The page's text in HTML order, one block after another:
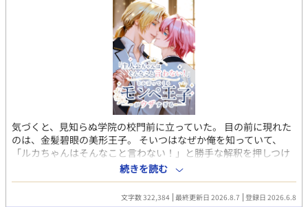
気づくと、見知らぬ学院の校門前に立っていた。 目の前に現れた
のは、金髪碧眼の美形王子。 そいつはなぜか俺を知っていて、
「ルカちゃんはそんなこと言わない！」と勝手な解釈を押しつけ
てくる。 どうやら俺は、BLゲームの主人公に転生したらしい。
だが俺は、そいつが愛する可憐な『ルカちゃん』ではない。 それ
なのに王子は、解釈違いだと騒ぎながら俺を守り、甘やかし、命
続きを読む
文字数 322,384 最終更新日 2026.8.7 登録日 2026.6.8